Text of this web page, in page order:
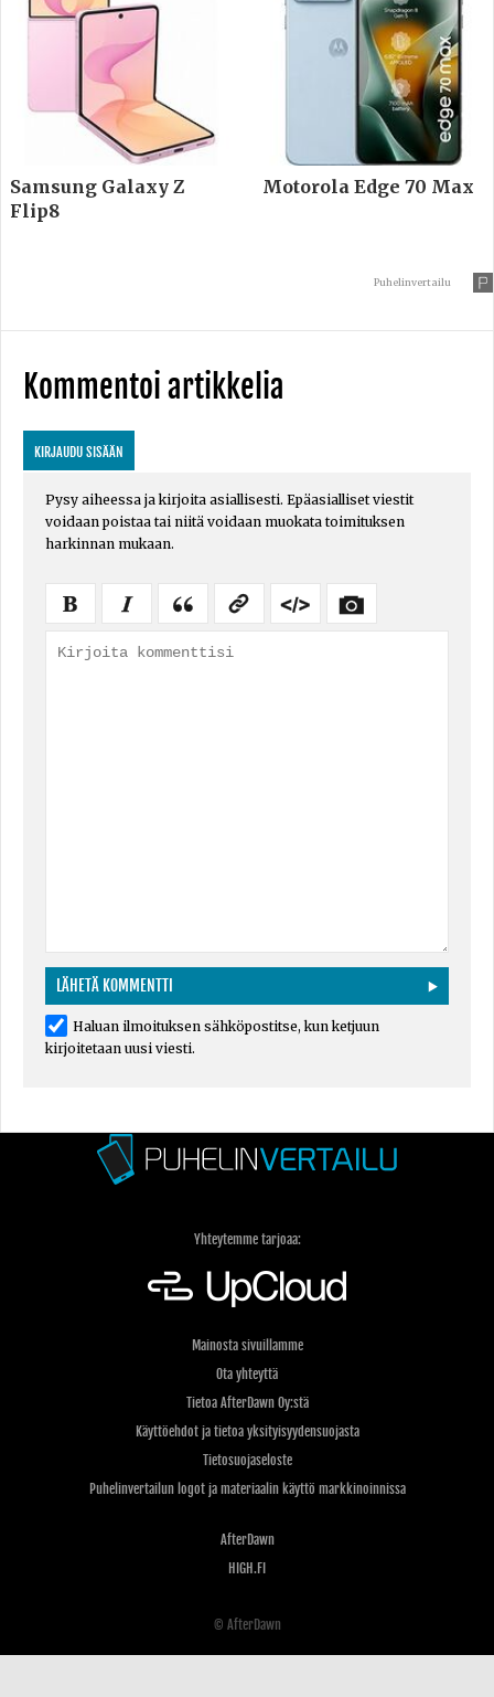
Samsung Galaxy Z
Flip8
Motorola Edge 70 Max
Puhelinvertailu
Kommentoi artikkelia
KIRJAUDU SISÄÄN
Pysy aiheessa ja kirjoita asiallisesti. Epäasialliset viestit
voidaan poistaa tai niitä voidaan muokata toimituksen
harkinnan mukaan.
Haluan ilmoituksen sähköpostitse, kun ketjuun
kirjoitetaan uusi viesti.
Yhteytemme tarjoaa:
Mainosta sivuillamme
Ota yhteyttä
Tietoa AfterDawn Oy:stä
Käyttöehdot ja tietoa yksityisyydensuojasta
Tietosuojaseloste
Puhelinvertailun logot ja materiaalin käyttö markkinoinnissa
AfterDawn
HIGH.FI
© AfterDawn